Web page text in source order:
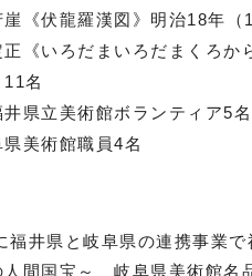
崖《伏龍羅漢図》明治18年（
正《いろだまいろだまくろか
11名
県立美術館ボランティア5
美術館職員4名
福井県と岐阜県の連携事業
人間国宝～ 岐阜県美術館名